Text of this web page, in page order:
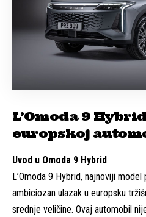
L’Omoda 9
europskoj
Uvod u Omoda 9 Hybrid
L’Omoda 9 Hybrid, najnoviji
ambiciozan ulazak u europsku
srednje veličine. Ovaj automobil